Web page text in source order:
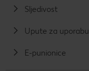
Sljedivost
Upute za uporabu
E-punionice